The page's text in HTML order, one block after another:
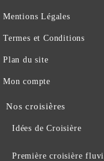
Mentions Légales
Termes et Conditions
Plan du site
Mon compte
Nos croisières
Idées de Croisière
Première croisière